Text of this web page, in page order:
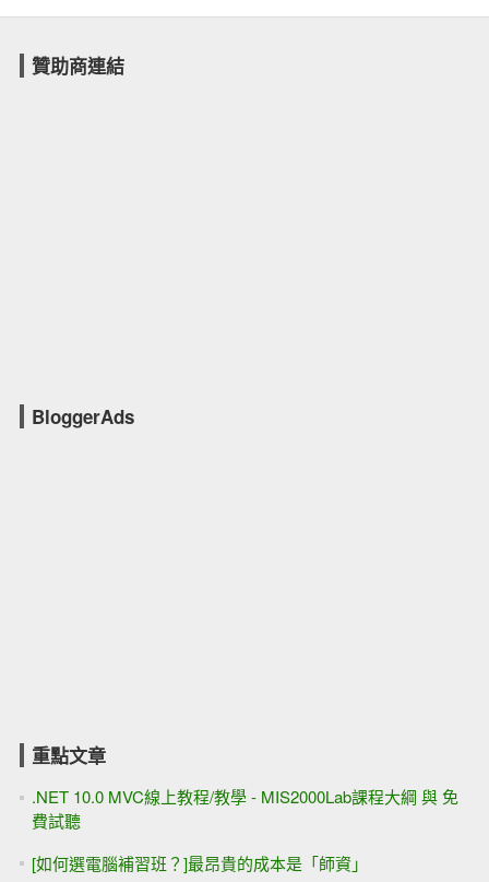
贊助商連結
BloggerAds
重點文章
.NET 10.0 MVC線上教程/教學 - MIS2000Lab課程大綱 與 免
費試聽
[如何選電腦補習班？]最昂貴的成本是「師資」